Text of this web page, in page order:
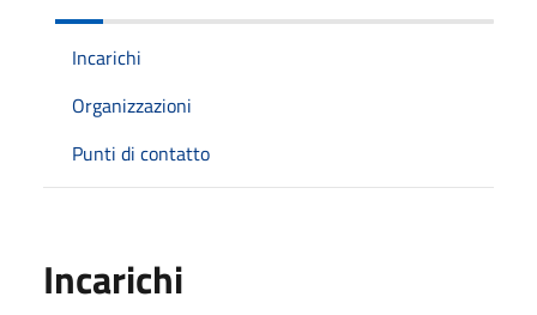
Incarichi
Organizzazioni
Punti di contatto
Incarichi